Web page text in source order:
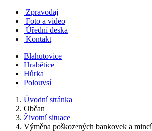
Zpravodaj
Foto a video
Úřední deska
Kontakt
Blahutovice
Hrabětice
Hůrka
Polouvsí
Úvodní stránka
Občan
Životní situace
Výměna poškozených bankovek a mincí